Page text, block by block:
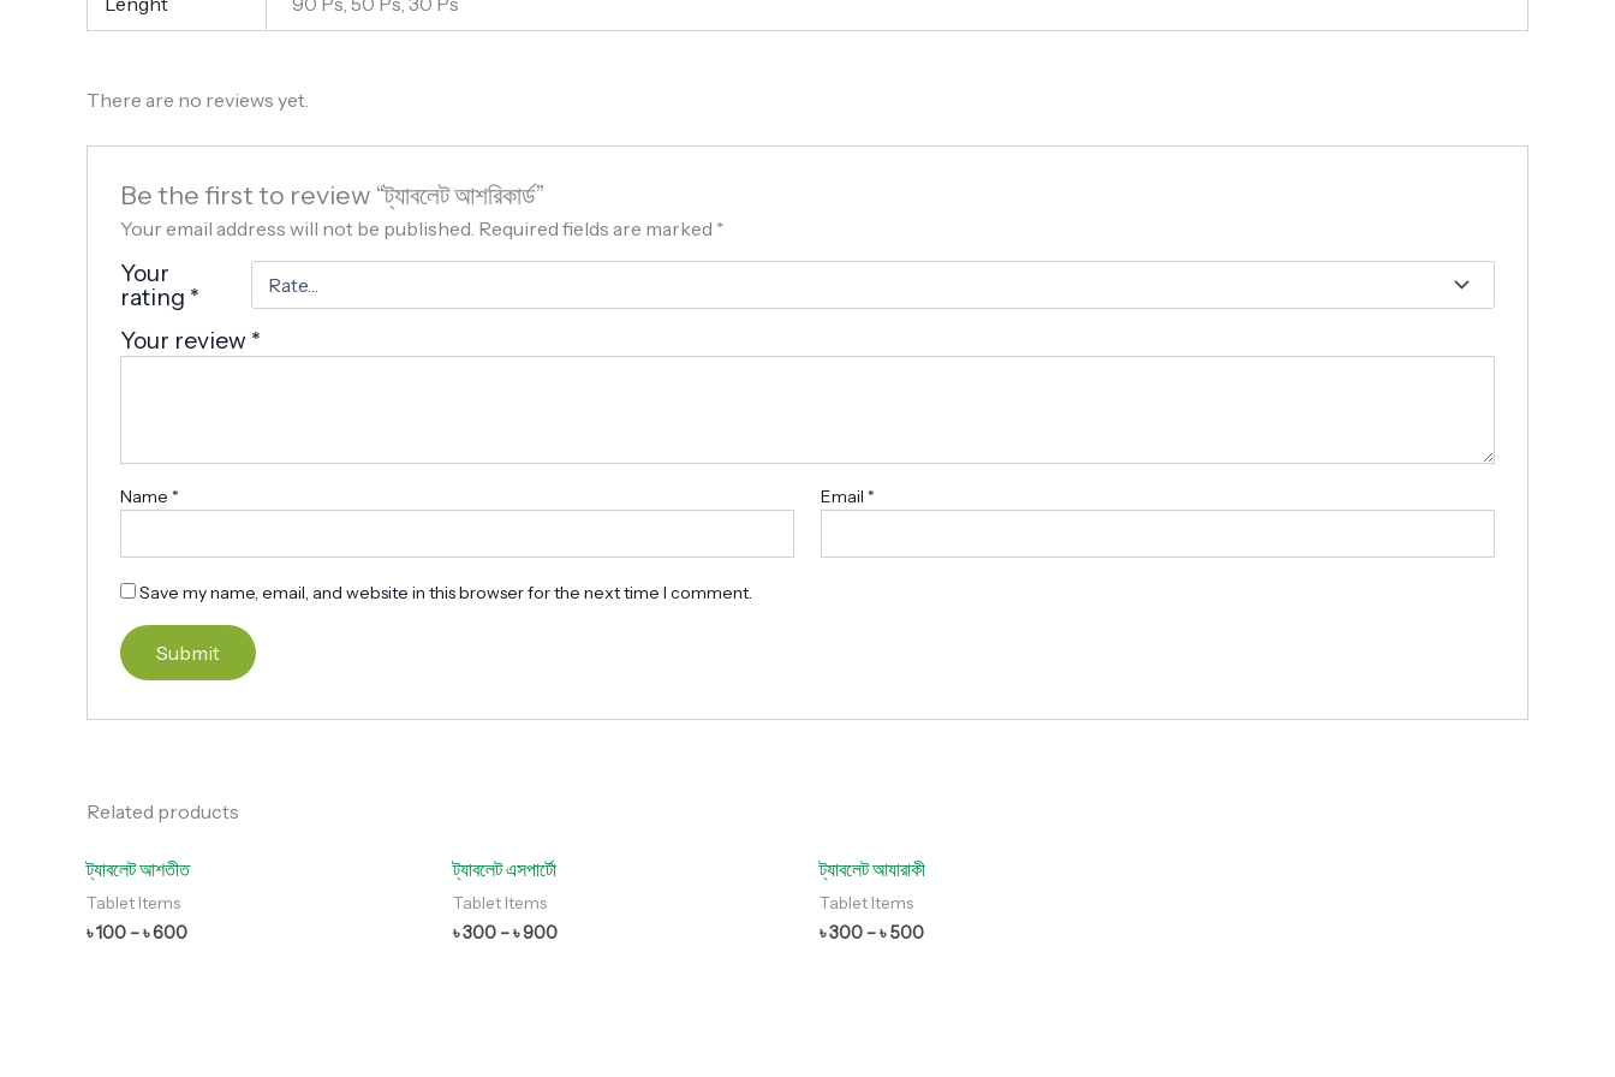
There are no reviews yet.
Be the first to review “ট্যাবলেট আশরিকার্ড”
Your email address will not be published. Required fields are marked *
Your
rating *
Your review *
Name * Email *
Save my name, email, and website in this browser for the next time I comment.
Related products
ট্যাবলেট আশতীত
Tablet Items
৳100 –৳600
ট্যাবলেট এসপার্টো
Tablet Items
৳300 –৳900
ট্যাবলেট আযারাকী
Tablet Items
৳300 –৳500